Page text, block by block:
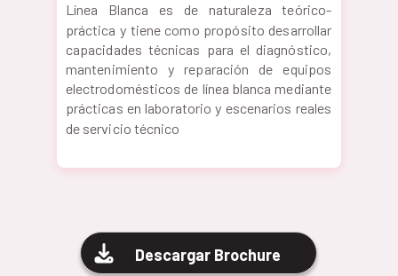
Línea Blanca es de naturaleza teórico-
práctica y tiene como propósito desarrollar
capacidades técnicas para el diagnóstico,
mantenimiento y reparación de equipos
electrodomésticos de línea blanca mediante
prácticas en laboratorio y escenarios reales
de servicio técnico
Descargar Brochure